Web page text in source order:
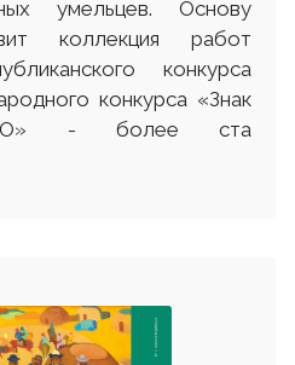
умельцев. Основу
коллекция работ
конкурса
конкурса «Знак
- более ста